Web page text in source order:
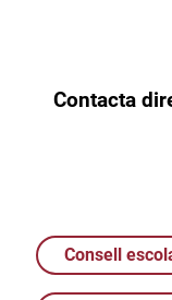
Contacta
Consell